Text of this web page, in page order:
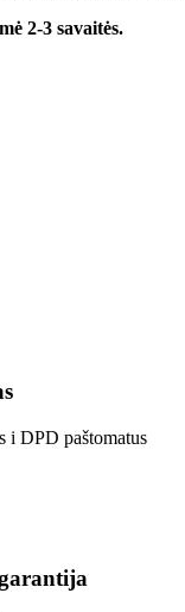
2-3 savaitės.
i DPD paštomatus